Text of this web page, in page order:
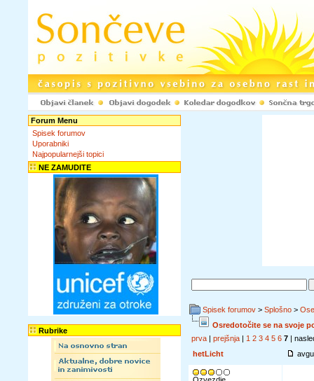
Forum Menu
Spisek forumov
Uporabniki
Najpopularnejši topici
NE ZAMUDITE
Rubrike
Spisek forumov > Splošno >
Osredotočite se na svoje
prva | prejšnja | 1 2 3 4 5 6 7 |
hetLicht